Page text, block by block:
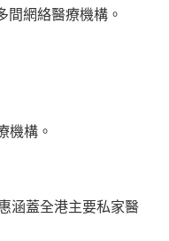
間網絡醫療機構。
機構。
涵蓋全港主要私家醫